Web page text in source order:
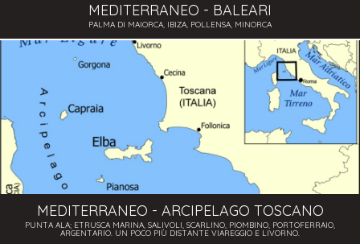
MEDITERRANEO - BALEARI
PALMA DI MAIORCA, IBIZA, POLLENSA, MINORCA
MEDITERRANEO - ARCIPELAGO TOSCANO
PUNTA ALA; ETRUSCA MARINA, SALIVOLI, SCARLINO, PIOMBINO, PORTOFERRAIO,
ARGENTARIO. UN POCO PIÙ DISTANTE VIAREGGIO E LIVORNO.